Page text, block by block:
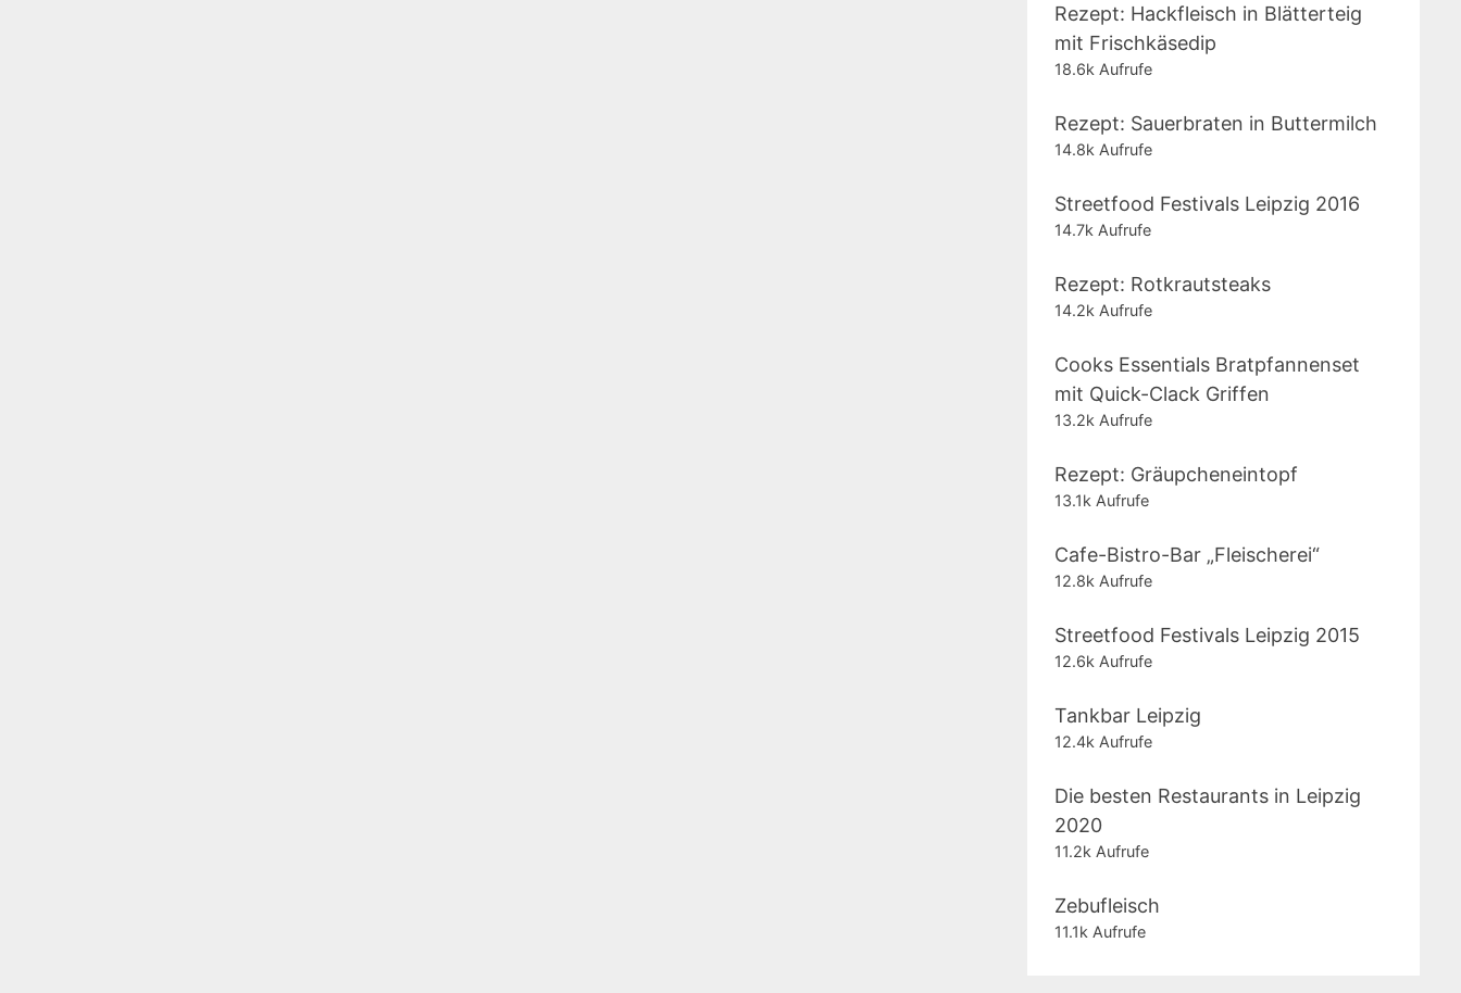
Rezept: Hackfleisch in Blätterteig
mit Frischkäsedip
18.6k Aufrufe
Rezept: Sauerbraten in Buttermilch
14.8k Aufrufe
Streetfood Festivals Leipzig 2016
14.7k Aufrufe
Rezept: Rotkrautsteaks
14.2k Aufrufe
Cooks Essentials Bratpfannenset
mit Quick-Clack Griffen
13.2k Aufrufe
Rezept: Gräupcheneintopf
13.1k Aufrufe
Cafe-Bistro-Bar „Fleischerei“
12.8k Aufrufe
Streetfood Festivals Leipzig 2015
12.6k Aufrufe
Tankbar Leipzig
12.4k Aufrufe
Die besten Restaurants in Leipzig
2020
11.2k Aufrufe
Zebufleisch
11.1k Aufrufe